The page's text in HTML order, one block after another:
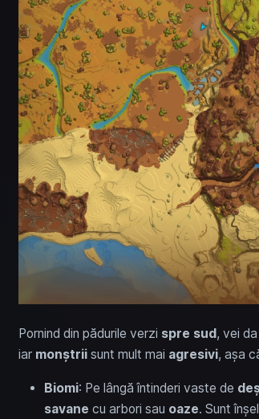
Pornind din pădurile verzi spre sud, vei
iar monștriisunt mult mai agresivi, așa
Biomi: Pe lângă întinderi vaste de
savane cu arbori sau oaze. Sunt